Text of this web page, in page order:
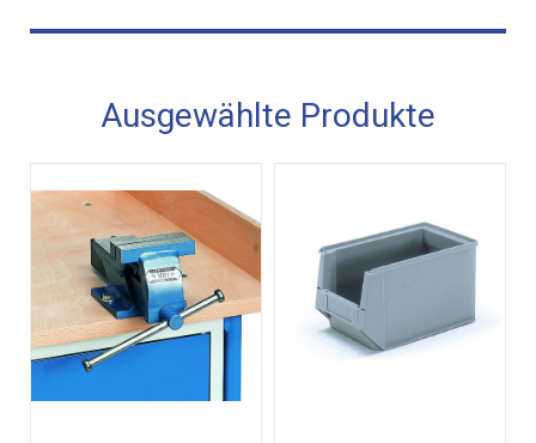
Ausgewählte Produkte